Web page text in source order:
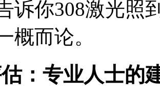
诉你308激光照
概而论。
：专业人士的